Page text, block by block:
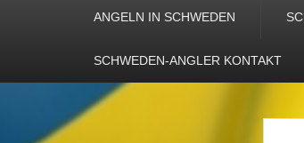
ANGELN IN SCHWEDEN
SCHWEDEN-ANGLER KONTAKT